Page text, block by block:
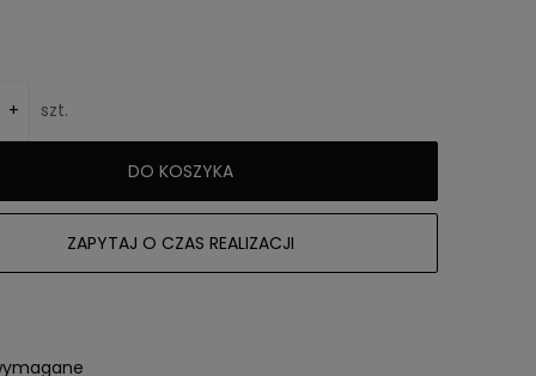
+ szt.
DO KOSZYKA
ZAPYTAJ O CZAS REALIZACJI